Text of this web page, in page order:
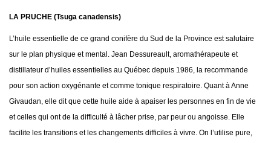
LA PRUCHE (Tsuga canadensis)
L’huile essentielle de ce grand conifère du Sud de la Province est salutaire
sur le plan physique et mental. Jean Dessureault, aromathérapeute et
distillateur d’huiles essentielles au Québec depuis 1986, la recommande
pour son action oxygénante et comme tonique respiratoire. Quant à Anne
Givaudan, elle dit que cette huile aide à apaiser les personnes en fin de vie
et celles qui ont de la difficulté à lâcher prise, par peur ou angoisse. Elle
facilite les transitions et les changements difficiles à vivre. On l’utilise pure,